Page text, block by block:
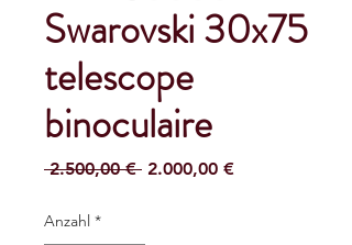
Swarovski 30x75
telescope
binoculaire
2.500,00 € Standardpreis
2.000,00 €Sale-
Anzahl *